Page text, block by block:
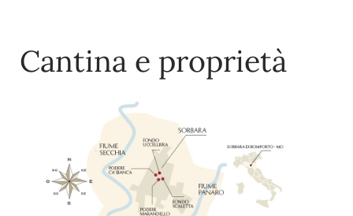
Cantina e proprietà